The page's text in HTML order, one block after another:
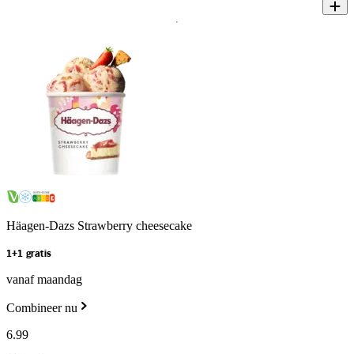
Häagen-Dazs Strawberry cheesecake
1+1 gratis
vanaf maandag
Combineer nu
6.99